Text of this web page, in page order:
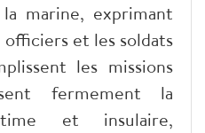
marine, exprimant
et les soldats
les missions
fermement la
et insulaire,